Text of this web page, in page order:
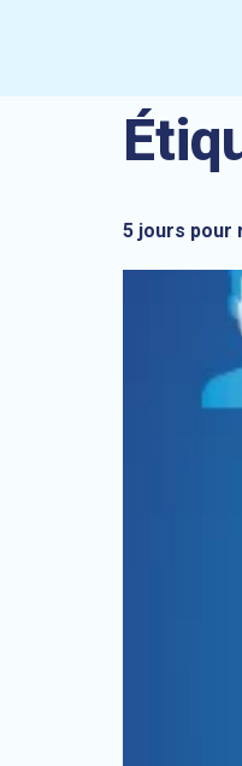
5 jours pour